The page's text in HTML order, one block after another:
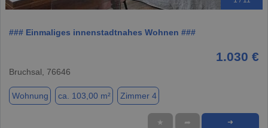
### Einmaliges innenstadtnahes Wohnen ###
1.030 €
Bruchsal, 76646
Wohnung ca. 103,00 m² Zimmer 4
★ ➦ ➜